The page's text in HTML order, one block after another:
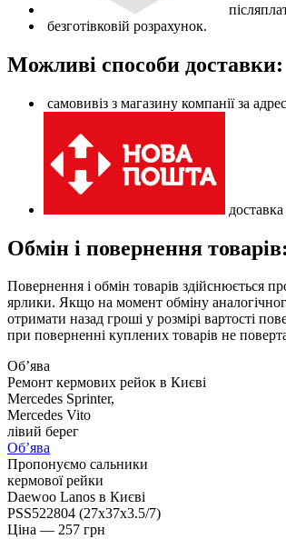
безготівковій розрахунок.
Можливі способи доставки:
самовивіз з магазину компанії за
Обмін і повернення товарів:
Повернення і обмін товарів здійснюється
ярлики. Якщо на момент обміну
отримати назад гроші у розмірі вартості
при поверненні куплених товарів не
Об’ява
Ремонт кермових рейок в Києві
Mercedes Sprinter,
Mercedes Vito
лівий берег
Об’ява
Пропонуємо сальники
кермової рейки
Daewoo Lanos в Києві
PSS522804 (27x37x3.5/7)
Ціна — 257 грн